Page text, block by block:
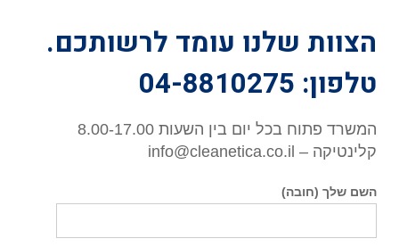
הצוות שלנו עומד לרשותכם.
טלפון: 04-8810275
המשרד פתוח בכל יום בין השעות 8.00-17.00
קלינטיקה – info@cleanetica.co.il
השם שלך (חובה)